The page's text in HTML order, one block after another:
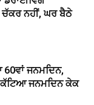
ਚੱਕਰ ਨਹੀਂ, ਘਰ ਬੈਠੇ
ਜਨਮਦਿਨ,
ਕੱਟਿਆ ਜਨਮਦਿਨ ਕੇਕ